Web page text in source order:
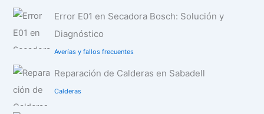
Error E01 en Secadora Bosch: Solución y
Diagnóstico
Averías y fallos frecuentes
Reparación de Calderas en Sabadell
Calderas